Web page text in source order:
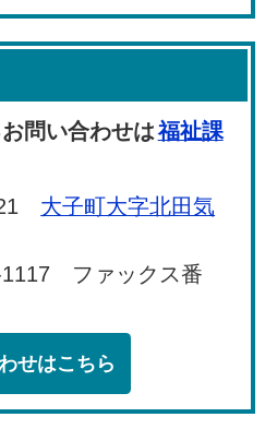
問い合わせは福祉課
大子町大字北田気
1117 ファックス番
せはこちら